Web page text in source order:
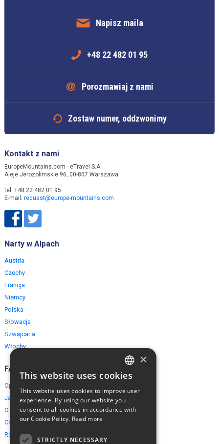
Napisz maila
+48 22 482 01 95
Porozmawiaj z nami
Zostaw numer, oddzwonimy
Kontakt z nami
EuropeMountains.com - eTravel S.A.
Aleje Jerozolimskie 96, 00-807 Warszawa
tel. +48 22 482 01 95
E-mail: request@europe-mountains.com
Narty w Alpach
Austria
Czechy
Francja
Niemcy
Polska
Słowacja
Szwajcaria
Włochy
FAQ
Opinie naszych klientów
Jak rezerwować?
O EuropeMountains.com
Cookies, Prywatność, Bezpieczeństwo
Regulamin
ENGLISH
×
This website uses cookies
This website uses cookies to improve user
experience. By using our website you
consent to all cookies in accordance with
our Cookie Policy. Read more
STRICTLY NECESSARY